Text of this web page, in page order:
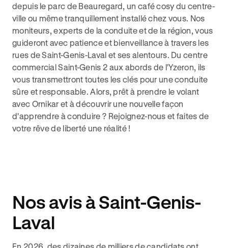
depuis le parc de Beauregard, un café cosy du centre-
ville ou même tranquillement installé chez vous. Nos
moniteurs, experts de la conduite et de la région, vous
guideront avec patience et bienveillance à travers les
rues de Saint-Genis-Laval et ses alentours. Du centre
commercial Saint-Genis 2 aux abords de l'Yzeron, ils
vous transmettront toutes les clés pour une conduite
sûre et responsable. Alors, prêt à prendre le volant
avec Ornikar et à découvrir une nouvelle façon
d'apprendre à conduire ? Rejoignez-nous et faites de
votre rêve de liberté une réalité !
Nos avis à Saint-Genis-
Laval